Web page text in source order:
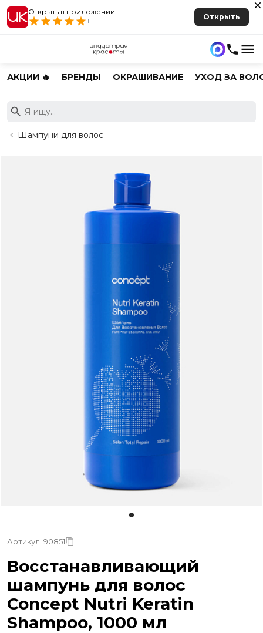
Открыть в приложении
1
Открыть
АКЦИИ 🔥 БРЕНДЫ ОКРАШИВАНИЕ УХОД ЗА
Шампуни для волос
Артикул: 90851
Восстанавливающий
шампунь для волос
Concept Nutri Keratin
Shampoo, 1000 мл